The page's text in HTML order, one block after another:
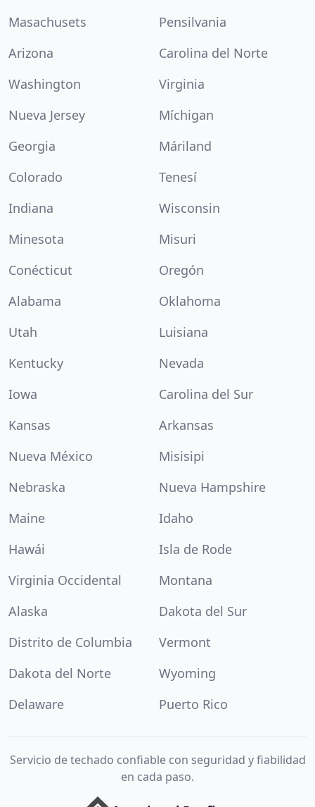
Masachusets
Pensilvania
Arizona
Carolina del Norte
Washington
Virginia
Nueva Jersey
Míchigan
Georgia
Máriland
Colorado
Tenesí
Indiana
Wisconsin
Minesota
Misuri
Conécticut
Oregón
Alabama
Oklahoma
Utah
Luisiana
Kentucky
Nevada
Iowa
Carolina del Sur
Kansas
Arkansas
Nueva México
Misisipi
Nebraska
Nueva Hampshire
Maine
Idaho
Hawái
Isla de Rode
Virginia Occidental
Montana
Alaska
Dakota del Sur
Distrito de Columbia
Vermont
Dakota del Norte
Wyoming
Delaware
Puerto Rico
Servicio de techado confiable con seguridad y fiabilidad
en cada paso.